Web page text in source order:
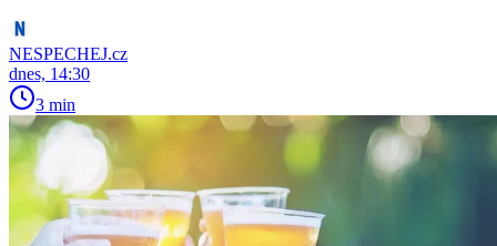
NESPECHEJ.cz
dnes, 14:30
3 min